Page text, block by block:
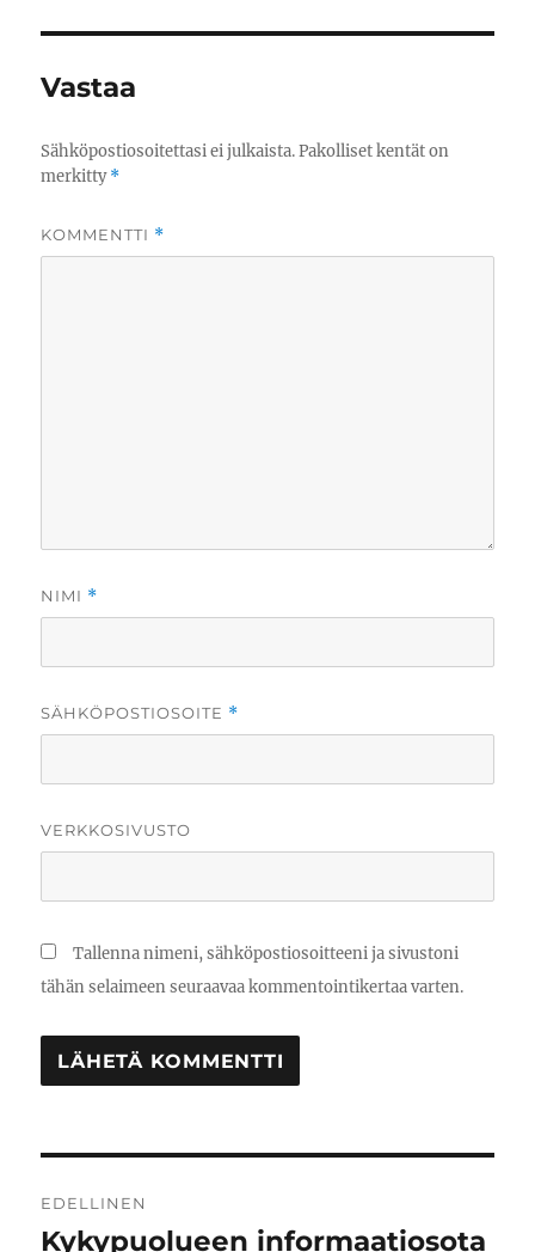
Vastaa
Sähköpostiosoitettasi ei julkaista. Pakolliset kentät on
merkitty*
KOMMENTTI *
NIMI *
SÄHKÖPOSTIOSOITE *
VERKKOSIVUSTO
Tallenna nimeni, sähköpostiosoitteeni ja sivustoni
tähän selaimeen seuraavaa kommentointikertaa varten.
selaus
EDELLINEN
Edellinen
Kykypuolueen informaatiosota